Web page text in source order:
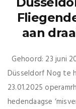
aan
Gehoord: 23 juni
Düsseldorf Nog te
23.01.2025
hedendaagse